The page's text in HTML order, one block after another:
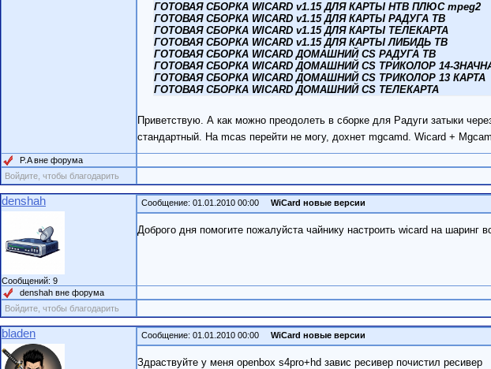
ГОТОВАЯ СБОРКА WICARD v1.15 ДЛЯ КАРТЫ НТВ ПЛЮС mpeg2
ГОТОВАЯ СБОРКА WICARD v1.15 ДЛЯ КАРТЫ РАДУГА ТВ
ГОТОВАЯ СБОРКА WICARD v1.15 ДЛЯ КАРТЫ ТЕЛЕКАРТА
ГОТОВАЯ СБОРКА WICARD v1.15 ДЛЯ КАРТЫ ЛИБИДЬ ТВ
ГОТОВАЯ СБОРКА WICARD ДОМАШНИЙ CS РАДУГА ТВ
ГОТОВАЯ СБОРКА WICARD ДОМАШНИЙ CS ТРИКОЛОР 14-
ГОТОВАЯ СБОРКА WICARD ДОМАШНИЙ CS ТРИКОЛОР 13 КАРТА
ГОТОВАЯ СБОРКА WICARD ДОМАШНИЙ CS ТЕЛЕКАРТА
Приветствую. А как можно преодолеть в сборке для Радуги затыки
стандартный. На mcas перейти не могу, дохнет mgcamd. Wicard +
P.A вне форума
Войдите, чтобы благодарить
denshah
Сообщений: 9
Сообщение: 01.01.2010 00:00 WiCard новые версии
Доброго дня помогите пожалуйста чайнику настроить wicard на шаринг
denshah вне форума
Войдите, чтобы благодарить
bladen Сообщение: 01.01.2010 00:00 WiCard новые версии
Здраствуйте у меня openbox s4pro+hd завис ресивер почистил ресивер